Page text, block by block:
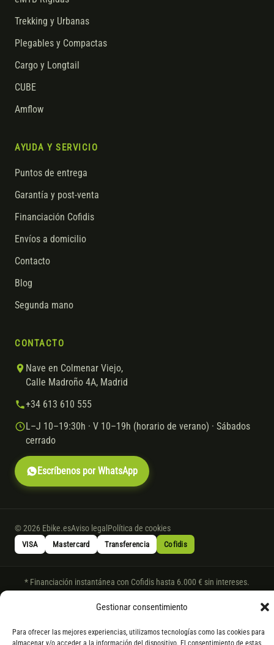
Gestionar consentimiento
Para ofrecer las mejores experiencias, utilizamos tecnologías como las cookies para
Trekking y Urbanas
Plegables y Compactas
Cargo y Longtail
CUBE
Amflow
AYUDA Y SERVICIO
Puntos de entrega
Garantía y post-venta
Financiación Cofidis
Envíos a domicilio
Contacto
Blog
Segunda mano
CONTACTO
Nave en Colmenar Viejo,
Calle Madroño 4A, Madrid
+34 613 610 555
L–J 10–19:30h · V 10–19h (horario de verano) · Sábados
cerrado
Escríbenos por WhatsApp
© 2026 Ebike.esAviso legal Política de cookies
VISA Mastercard Transferencia Cofidis
* Financiación instantánea con Cofidis hasta 6.000 € sin intereses.
los detallespor WhatsApp.
* Los modelos con entrega inmediata se envían 24 h laborables tras el
pago; los de bajo pedido se confirman con un asesor. Si no fuera posible